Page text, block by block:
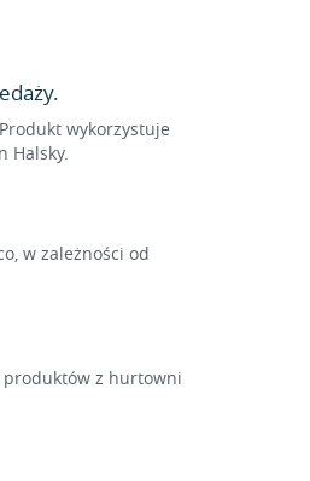
wykorzystuje
Halsky.
w zależności od
produktów z hurtowni